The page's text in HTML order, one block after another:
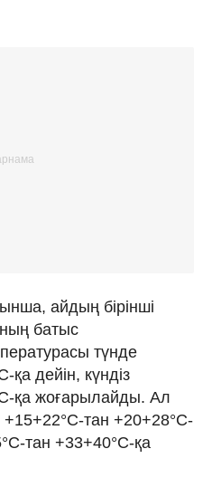
айдың бірінші
батыс
түнде
дейін, күндіз
қа жоғарылайды. Ал
+15+22°С-тан +20+28°С-
тан +33+40°С-қа